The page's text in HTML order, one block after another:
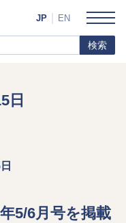
日
5/6月号を掲載
JP EN